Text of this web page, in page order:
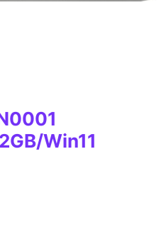
Win11